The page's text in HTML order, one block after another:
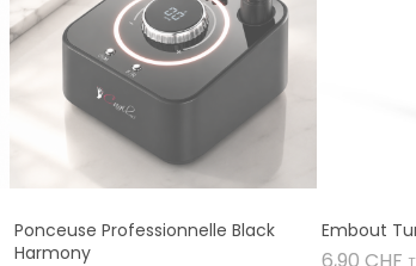
Ponceuse Professionnelle Black
Harmony
Embout